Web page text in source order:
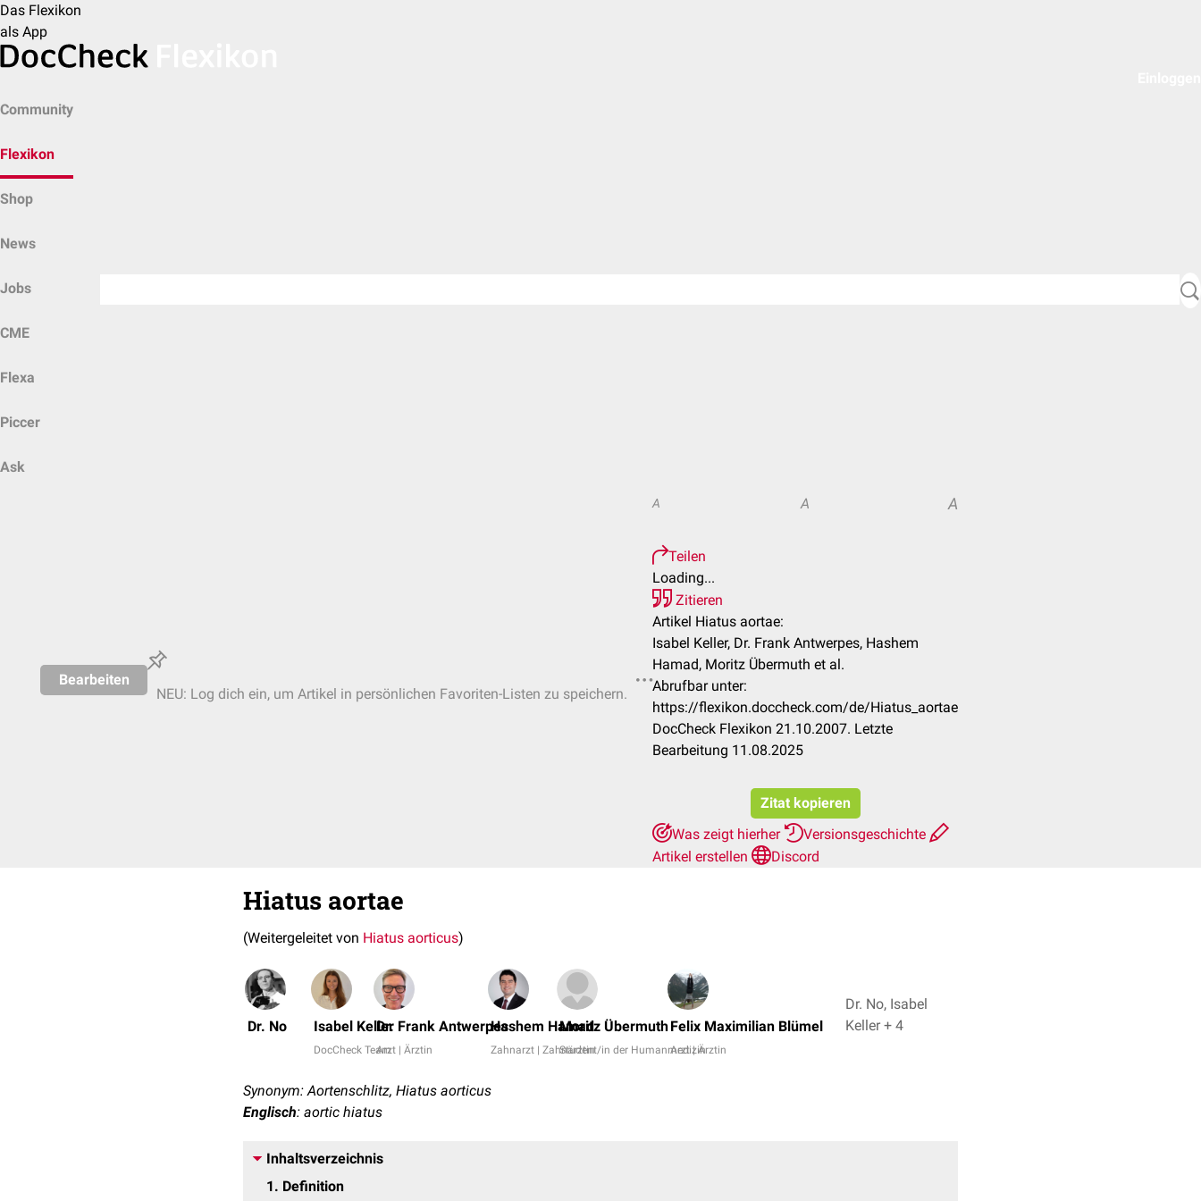
Das Flexikon
als App
Community
Flexikon
Shop
News
Jobs
CME
Flexa
Piccer
Ask
Bearbeiten
NEU: Log dich ein, um Artikel in persönlichen Favoriten-Listen zu speichern.
A A A
Teilen
Loading...
Zitieren
Artikel Hiatus aortae:
Isabel Keller, Dr. Frank Antwerpes, Hashem
Hamad, Moritz Übermuth et al.
Abrufbar unter:
https://flexikon.doccheck.com/de/Hiatus_aortae
DocCheck Flexikon 21.10.2007. Letzte
Bearbeitung 11.08.2025
Zitat kopieren
Was zeigt hierher
Versionsgeschichte
Artikel erstellen
Discord
Hiatus aortae
(Weitergeleitet von Hiatus aorticus)
Dr. No Isabel Keller
DocCheck Team
Dr. Frank Antwerpes
Arzt | Ärztin
Hashem Hamad
Zahnarzt | Zahnärztin
Moritz Übermuth
Student/in der Humanmedizin
Felix Maximilian Blümel
Arzt | Ärztin
Dr. No, Isabel
Keller + 4
Synonym: Aortenschlitz, Hiatus aorticus
Englisch: aortic hiatus
Inhaltsverzeichnis
1
Definition